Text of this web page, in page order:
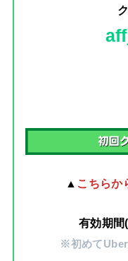
▲ こちらか
有効期
※初めてUber